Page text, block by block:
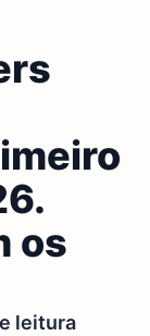
os
leitura